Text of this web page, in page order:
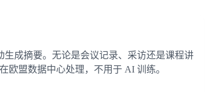
成摘要。无论是会议记录、采访还是课程讲
欧盟数据中心处理，不用于 AI 训练。